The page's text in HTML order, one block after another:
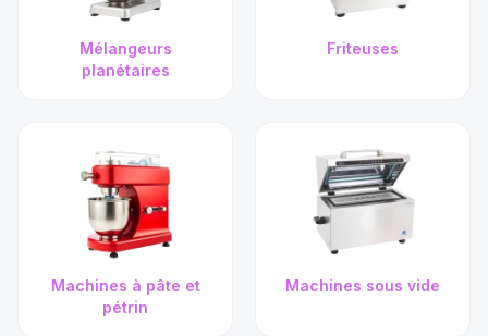
Mélangeurs
planétaires
Friteuses
Machines à pâte et
pétrin
Machines sous vide